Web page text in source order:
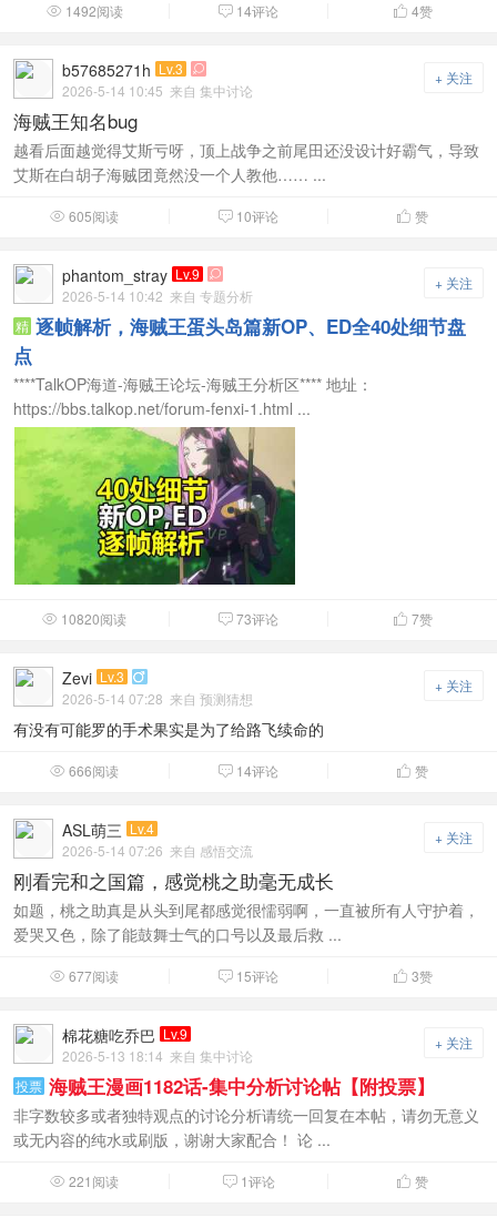
 1492阅读  14评论  4赞
+ 关注
b57685271h Lv.3 
2026-5-14 10:45 来自 集中讨论
海贼王知名bug
越看后面越觉得艾斯亏呀，顶上战争之前尾田还没设计好霸气，导致
艾斯在白胡子海贼团竟然没一个人教他…… ...
 605阅读  10评论  赞
+ 关注
phantom_stray Lv.9 
2026-5-14 10:42 来自 专题分析
精 逐帧解析，海贼王蛋头岛篇新OP、ED全40处细节盘
点
****TalkOP海道-海贼王论坛-海贼王分析区**** 地址：
https://bbs.talkop.net/forum-fenxi-1.html ...
 10820阅读  73评论  7赞
+ 关注
Zevi Lv.3 
2026-5-14 07:28 来自 预测猜想
有没有可能罗的手术果实是为了给路飞续命的
 666阅读  14评论  赞
+ 关注
ASL萌三 Lv.4
2026-5-14 07:26 来自 感悟交流
刚看完和之国篇，感觉桃之助毫无成长
如题，桃之助真是从头到尾都感觉很懦弱啊，一直被所有人守护着，
爱哭又色，除了能鼓舞士气的口号以及最后救 ...
 677阅读  15评论  3赞
+ 关注
棉花糖吃乔巴 Lv.9
2026-5-13 18:14 来自 集中讨论
投票 海贼王漫画1182话-集中分析讨论帖【附投票】
非字数较多或者独特观点的讨论分析请统一回复在本帖，请勿无意义
或无内容的纯水或刷版，谢谢大家配合！ 论 ...
 221阅读  1评论  赞